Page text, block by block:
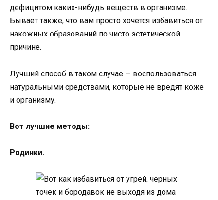
дефицитом каких-нибудь веществ в организме.
Бывает также, что вам просто хочется избавиться от
накожных образований по чисто эстетической
причине.
Лучший способ в таком случае — воспользоваться
натуральными средствами, которые не вредят коже
и организму.
Вот лучшие методы:
Родинки.